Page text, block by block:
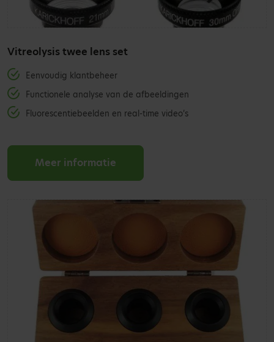
Vitreolysis twee lens set
Eenvoudig klantbeheer
Functionele analyse van de afbeeldingen
Fluorescentiebeelden en real-time video’s
Meer informatie